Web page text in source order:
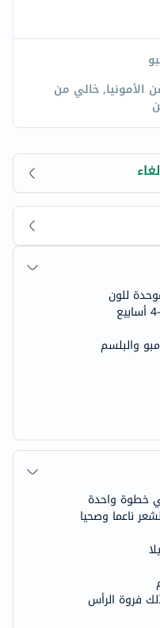
الأمونيا, خالي من
للون
خطوة واحدة
ناعما وصحيا
فروة الرأس